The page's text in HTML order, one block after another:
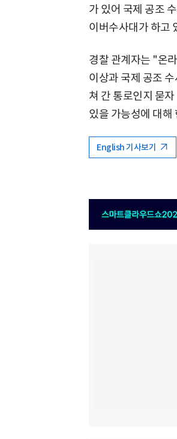
가 있어 국제 공조
이버수사대가 하고
경찰 관계자는 "온
이상과 국제 공조
쳐 간 통로인지 묻
있을 가능성에 대해
English 기사보기